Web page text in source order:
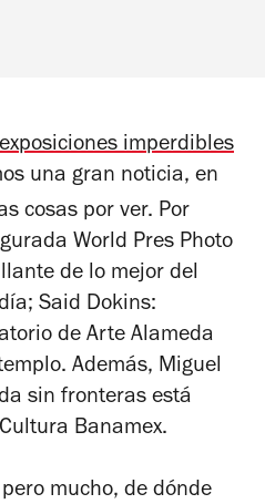
imperdibles
una gran noticia, en
cosas por ver. Por
World Pres Photo
de lo mejor del
Said Dokins:
de Arte Alameda
Además, Miguel
sin fronteras está
Banamex.
mucho, de dónde